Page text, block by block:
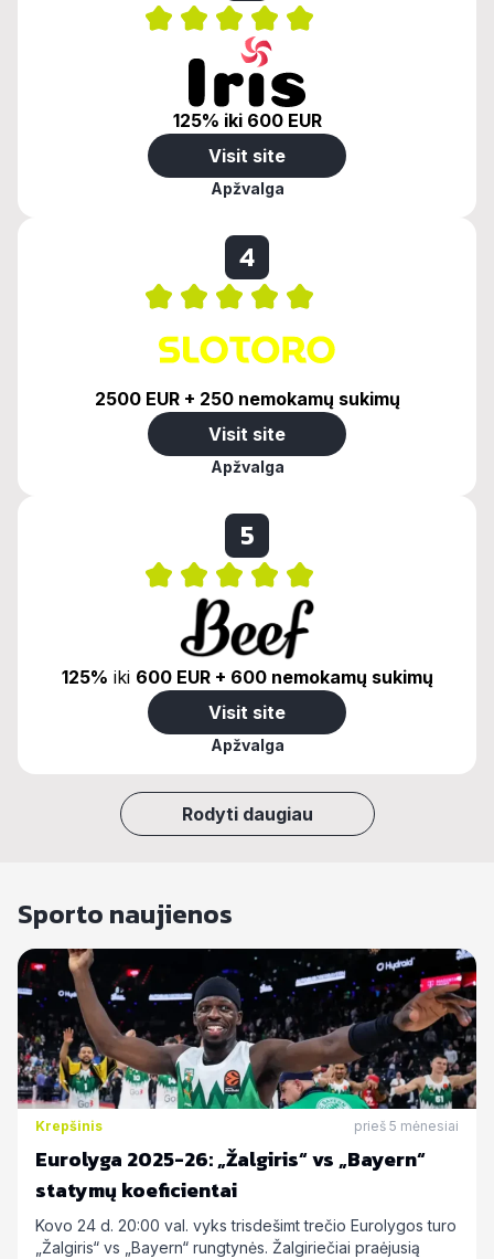
125% iki 600 EUR
Visit site
Apžvalga
4
2500 EUR + 250 nemokamų sukimų
Visit site
Apžvalga
5
125% iki 600 EUR + 600 nemokamų sukimų
Visit site
Apžvalga
Rodyti daugiau
Sporto naujienos
Krepšinis prieš 5 mėnesiai
Eurolyga 2025-26: „Žalgiris“ vs „Bayern“
statymų koeficientai
Kovo 24 d. 20:00 val. vyks trisdešimt trečio Eurolygos turo
„Žalgiris“ vs „Bayern“ rungtynės. Žalgiriečiai praėjusią